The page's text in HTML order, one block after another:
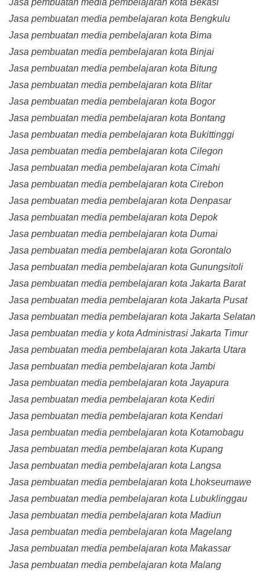
Jasa pembuatan media pembelajaran kota Bekasi
Jasa pembuatan media pembelajaran kota Bengkulu
Jasa pembuatan media pembelajaran kota Bima
Jasa pembuatan media pembelajaran kota Binjai
Jasa pembuatan media pembelajaran kota Bitung
Jasa pembuatan media pembelajaran kota Blitar
Jasa pembuatan media pembelajaran kota Bogor
Jasa pembuatan media pembelajaran kota Bontang
Jasa pembuatan media pembelajaran kota Bukittinggi
Jasa pembuatan media pembelajaran kota Cilegon
Jasa pembuatan media pembelajaran kota Cimahi
Jasa pembuatan media pembelajaran kota Cirebon
Jasa pembuatan media pembelajaran kota Denpasar
Jasa pembuatan media pembelajaran kota Depok
Jasa pembuatan media pembelajaran kota Dumai
Jasa pembuatan media pembelajaran kota Gorontalo
Jasa pembuatan media pembelajaran kota Gunungsitoli
Jasa pembuatan media pembelajaran kota Jakarta Barat
Jasa pembuatan media pembelajaran kota Jakarta Pusat
Jasa pembuatan media pembelajaran kota Jakarta Selatan
Jasa pembuatan media y kota Administrasi Jakarta Timur
Jasa pembuatan media pembelajaran kota Jakarta Utara
Jasa pembuatan media pembelajaran kota Jambi
Jasa pembuatan media pembelajaran kota Jayapura
Jasa pembuatan media pembelajaran kota Kediri
Jasa pembuatan media pembelajaran kota Kendari
Jasa pembuatan media pembelajaran kota Kotamobagu
Jasa pembuatan media pembelajaran kota Kupang
Jasa pembuatan media pembelajaran kota Langsa
Jasa pembuatan media pembelajaran kota Lhokseumawe
Jasa pembuatan media pembelajaran kota Lubuklinggau
Jasa pembuatan media pembelajaran kota Madiun
Jasa pembuatan media pembelajaran kota Magelang
Jasa pembuatan media pembelajaran kota Makassar
Jasa pembuatan media pembelajaran kota Malang